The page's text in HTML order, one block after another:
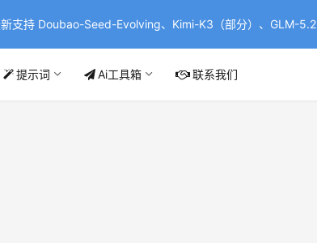
支持 Doubao-Seed-Evolving、Kimi-K3（部分）、GLM-5.2
提示词 Ai工具箱 联系我们